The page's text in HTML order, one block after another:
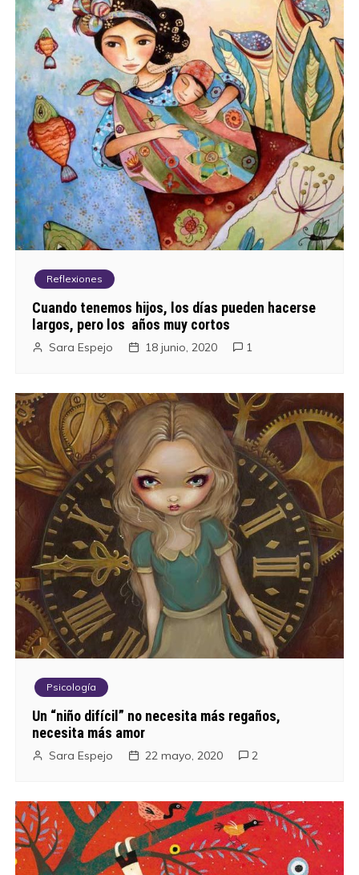
Reflexiones
Cuando tenemos hijos, los días pueden hacerse
largos, pero los años muy cortos
Sara Espejo 18 junio, 2020 1
Psicología
Un “niño difícil” no necesita más regaños,
necesita más amor
Sara Espejo 22 mayo, 2020 2